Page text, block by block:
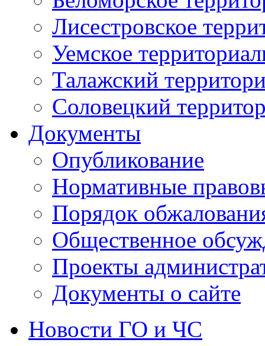
Лисестровское
Уемское
Талажский
Соловецкий
Документы
Опубликование
Нормативные
Порядок
Общественное
Проекты
Документы о сайте
Новости ГО и ЧС